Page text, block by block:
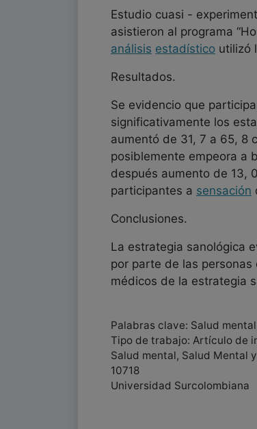
Estudio cuasi -
asistieron al programa
análisis estadístico utilizó
Resultados.
Se evidencio que
significativamente los
aumentó de 31, 7 a 65, 8
posiblemente empeora a
después aumento de 13,
participantes a sensación
Conclusiones.
La estrategia sanológica
por parte de las personas
médicos de la estrategia
Palabras clave: Salud
Tipo de trabajo: Artículo de
Salud mental, Salud Mental
10718
Universidad Surcolombiana